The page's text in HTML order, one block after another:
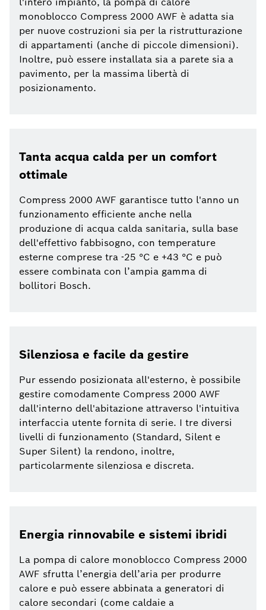
monoblocco Compress 2000 AWF è adatta sia
per nuove costruzioni sia per la ristrutturazione
di appartamenti (anche di piccole dimensioni).
Inoltre, può essere installata sia a parete sia a
pavimento, per la massima libertà di
posizionamento.
Tanta acqua calda per un comfort
ottimale
Compress 2000 AWF garantisce tutto l'anno un
funzionamento efficiente anche nella
produzione di acqua calda sanitaria, sulla base
dell'effettivo fabbisogno, con temperature
esterne comprese tra -25 °C e +43 °C e può
essere combinata con l’ampia gamma di
bollitori Bosch.
Silenziosa e facile da gestire
Pur essendo posizionata all'esterno, è possibile
gestire comodamente Compress 2000 AWF
dall'interno dell'abitazione attraverso l'intuitiva
interfaccia utente fornita di serie. I tre diversi
livelli di funzionamento (Standard, Silent e
Super Silent) la rendono, inoltre,
particolarmente silenziosa e discreta.
Energia rinnovabile e sistemi ibridi
La pompa di calore monoblocco Compress 2000
AWF sfrutta l’energia dell’aria per produrre
calore e può essere abbinata a generatori di
calore secondari (come caldaie a